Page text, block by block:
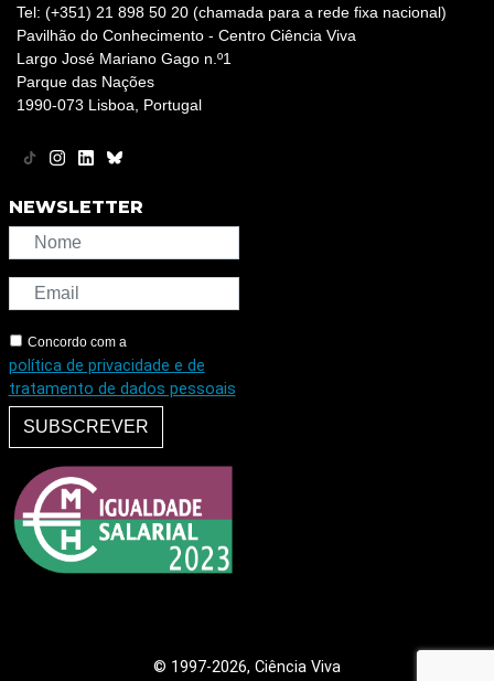
Tel: (+351) 21 898 50 20 (chamada para a rede fixa nacional)
Pavilhão do Conhecimento - Centro Ciência Viva
Largo José Mariano Gago n.º1
Parque das Nações
1990-073 Lisboa, Portugal
NEWSLETTER
Concordo com a
política de privacidade e de
tratamento de dados pessoais
SUBSCREVER
© 1997-2026, Ciência Viva